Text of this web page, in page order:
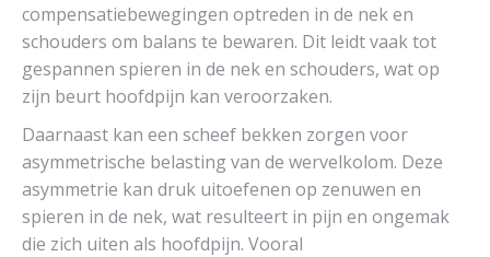
compensatiebewegingen optreden in de nek en
schouders om balans te bewaren. Dit leidt vaak tot
gespannen spieren in de nek en schouders, wat op
zijn beurt hoofdpijn kan veroorzaken.
Daarnaast kan een scheef bekken zorgen voor
asymmetrische belasting van de wervelkolom. Deze
asymmetrie kan druk uitoefenen op zenuwen en
spieren in de nek, wat resulteert in pijn en ongemak
die zich uiten als hoofdpijn. Vooral